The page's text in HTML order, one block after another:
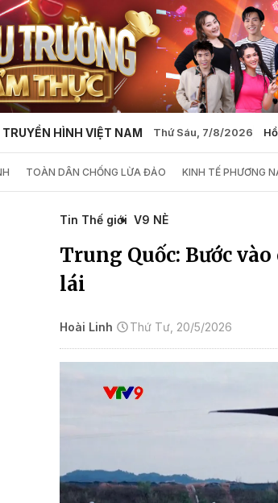
HÌNH VIỆT NAM Thứ Sáu, 7/8/2026
TOÀN DÂN CHỐNG LỪA ĐẢO KINH TẾ PHƯƠNG
Tin Thế giới V9 NÈ
Trung Quốc: Bước
lái
Hoài Linh Thứ Tư, 20/5/2026